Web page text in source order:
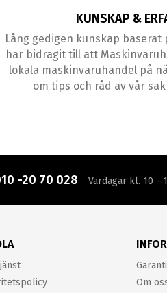
KUNSKAP &
Lång gedigen kunskap baserat
har bidragit till att
lokala maskinvaruhandel på
om tips och råd av vår
-20 70 028 Vardagar kl. 10 -
Om